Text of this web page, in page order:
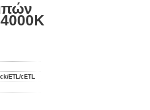
ETL/cETL